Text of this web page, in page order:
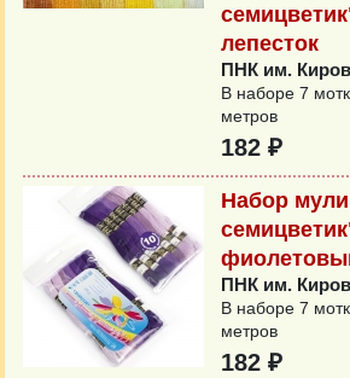
лепесток
ПНК им.
В наборе 7
метров
182 ₽
Набор
ПНК им.
В наборе 7
метров
182 ₽